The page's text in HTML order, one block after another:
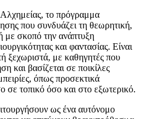
το πρόγραμμα
που συνδυάζει τη θεωρητική,
με σκοπό την ανάπτυξη
και φαντασίας. Είναι
ξεχωριστά, με καθηγητές που
και βασίζεται σε ποικίλες
όπως προσεκτικά
σε τοπικό όσο και στο εξωτερικό.
ως ένα αυτόνομο